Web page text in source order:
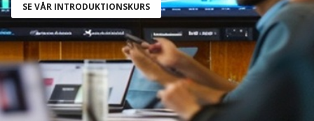
SE VÅR INTRODUKTIONSKURS